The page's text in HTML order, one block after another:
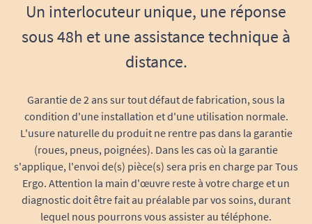
Un interlocuteur unique, une réponse
sous 48h et une assistance technique à
distance.
Garantie de 2 ans sur tout défaut de fabrication, sous la
condition d'une installation et d'une utilisation normale.
L'usure naturelle du produit ne rentre pas dans la garantie
(roues, pneus, poignées). Dans les cas où la garantie
s'applique, l'envoi de(s) pièce(s) sera pris en charge par Tous
Ergo. Attention la main d'œuvre reste à votre charge et un
diagnostic doit être fait au préalable par vos soins, durant
lequel nous pourrons vous assister au téléphone.